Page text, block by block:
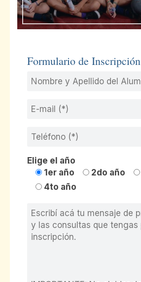
Formulario de Inscripción
Elige el año
1er año
2do año
4to año